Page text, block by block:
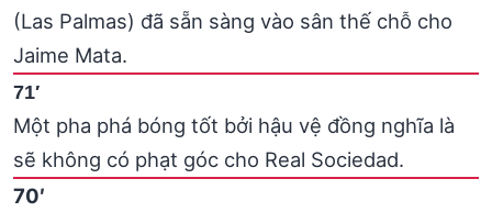
(Las Palmas) đã sẵn sàng vào sân thế chỗ cho
Jaime Mata.
71′
Một pha phá bóng tốt bởi hậu vệ đồng nghĩa là
sẽ không có phạt góc cho Real Sociedad.
70′